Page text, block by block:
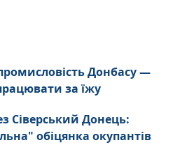
Донбасу —
за їжу
Сіверський Донець:
обіцянка окупантів